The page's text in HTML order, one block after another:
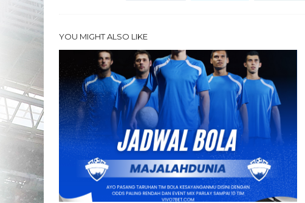
YOU MIGHT ALSO LIKE